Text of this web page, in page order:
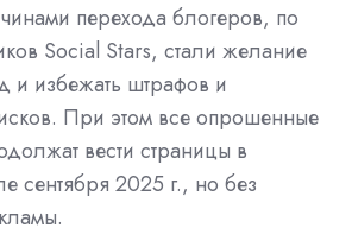
перехода блогеров, по
Social Stars, стали желание
и избежать штрафов и
При этом все опрошенные
вести страницы в
сентября 2025 г., но без